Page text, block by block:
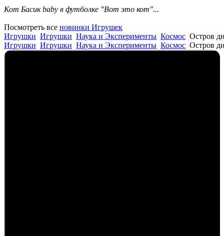
Кот Басик baby в футболке "Вот это кот"...
Посмотреть все новинки Игрушек
Игрушки Игрушки Наука и Эксперименты Космос Остров
Игрушки Игрушки Наука и Эксперименты Космос Остров